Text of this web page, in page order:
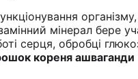
мінерал бере
серця, обробці
кореня ашваганди